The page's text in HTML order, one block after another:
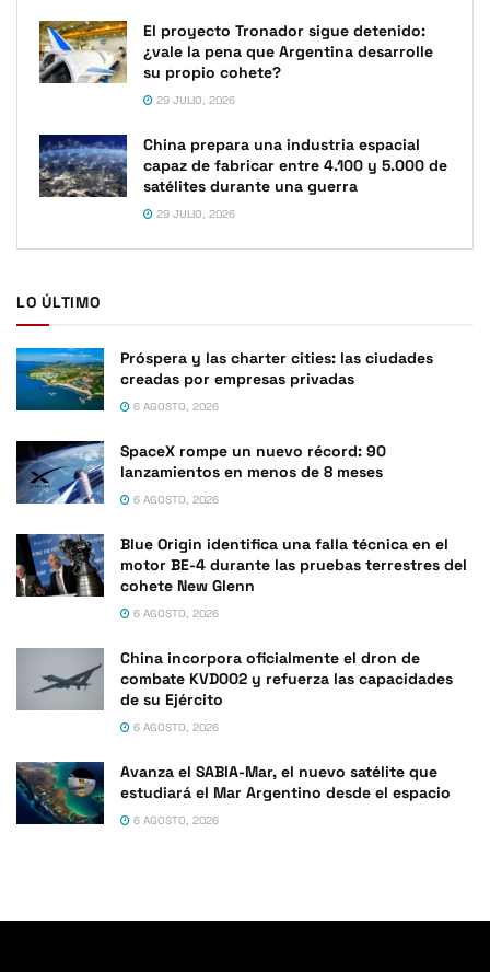
El proyecto Tronador sigue detenido:
¿vale la pena que Argentina desarrolle
su propio cohete?
29 JULIO, 2026
China prepara una industria espacial
capaz de fabricar entre 4.100 y 5.000 de
satélites durante una guerra
29 JULIO, 2026
LO ÚLTIMO
Próspera y las charter cities: las ciudades
creadas por empresas privadas
6 AGOSTO, 2026
SpaceX rompe un nuevo récord: 90
lanzamientos en menos de 8 meses
6 AGOSTO, 2026
Blue Origin identifica una falla técnica en el
motor BE-4 durante las pruebas terrestres del
cohete New Glenn
6 AGOSTO, 2026
China incorpora oficialmente el dron de
combate KVD002 y refuerza las capacidades
de su Ejército
6 AGOSTO, 2026
Avanza el SABIA-Mar, el nuevo satélite que
estudiará el Mar Argentino desde el espacio
6 AGOSTO, 2026